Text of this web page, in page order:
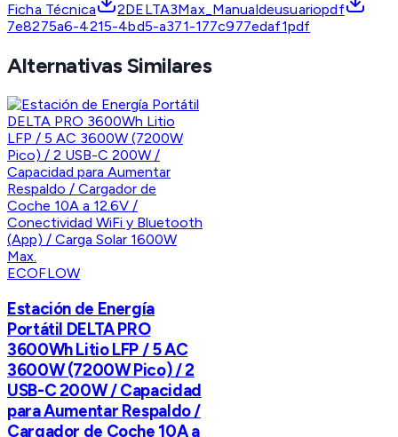
Ficha Técnica
2DELTA3Max_Manualdeusuariopdf
7e8275a6-4215-4bd5-a371-177c977edaf1pdf
Alternativas Similares
ECOFLOW
Estación de Energía
Portátil DELTA PRO
3600Wh Litio LFP / 5 AC
3600W (7200W Pico) / 2
USB-C 200W / Capacidad
para Aumentar Respaldo /
Cargador de Coche 10A a